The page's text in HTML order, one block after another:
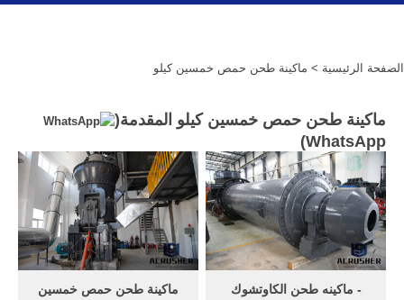
الصفحة الرئيسية > ماكينة طحن حمص خمسين كيلو
ماكينة طحن حمص خمسين كيلو المقدمة(
WhatsApp
)
ماكينة طحن حمص خمسين
‫ماكينه طحن الكاوتشوك‬‎ -